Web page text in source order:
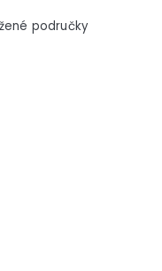
područky